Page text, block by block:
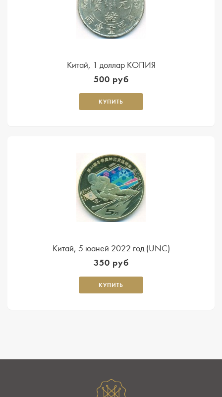
Китай, 1 доллар КОПИЯ
500 руб
КУПИТЬ
Китай, 5 юаней 2022 год (UNC)
350 руб
КУПИТЬ